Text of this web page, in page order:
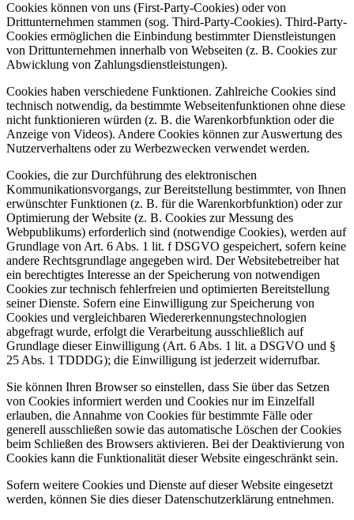
Cookies können von uns (First-Party-Cookies) oder von
Drittunternehmen stammen (sog. Third-Party-Cookies). Third-Party-
Cookies ermöglichen die Einbindung bestimmter Dienstleistungen
von Drittunternehmen innerhalb von Webseiten (z. B. Cookies zur
Abwicklung von Zahlungsdienstleistungen).
Cookies haben verschiedene Funktionen. Zahlreiche Cookies sind
technisch notwendig, da bestimmte Webseitenfunktionen ohne diese
nicht funktionieren würden (z. B. die Warenkorbfunktion oder die
Anzeige von Videos). Andere Cookies können zur Auswertung des
Nutzerverhaltens oder zu Werbezwecken verwendet werden.
Cookies, die zur Durchführung des elektronischen
Kommunikationsvorgangs, zur Bereitstellung bestimmter, von Ihnen
erwünschter Funktionen (z. B. für die Warenkorbfunktion) oder zur
Optimierung der Website (z. B. Cookies zur Messung des
Webpublikums) erforderlich sind (notwendige Cookies), werden auf
Grundlage von Art. 6 Abs. 1 lit. f DSGVO gespeichert, sofern keine
andere Rechtsgrundlage angegeben wird. Der Websitebetreiber hat
ein berechtigtes Interesse an der Speicherung von notwendigen
Cookies zur technisch fehlerfreien und optimierten Bereitstellung
seiner Dienste. Sofern eine Einwilligung zur Speicherung von
Cookies und vergleichbaren Wiedererkennungstechnologien
abgefragt wurde, erfolgt die Verarbeitung ausschließlich auf
Grundlage dieser Einwilligung (Art. 6 Abs. 1 lit. a DSGVO und §
25 Abs. 1 TDDDG); die Einwilligung ist jederzeit widerrufbar.
Sie können Ihren Browser so einstellen, dass Sie über das Setzen
von Cookies informiert werden und Cookies nur im Einzelfall
erlauben, die Annahme von Cookies für bestimmte Fälle oder
generell ausschließen sowie das automatische Löschen der Cookies
beim Schließen des Browsers aktivieren. Bei der Deaktivierung von
Cookies kann die Funktionalität dieser Website eingeschränkt sein.
Sofern weitere Cookies und Dienste auf dieser Website eingesetzt
werden, können Sie dies dieser Datenschutzerklärung entnehmen.